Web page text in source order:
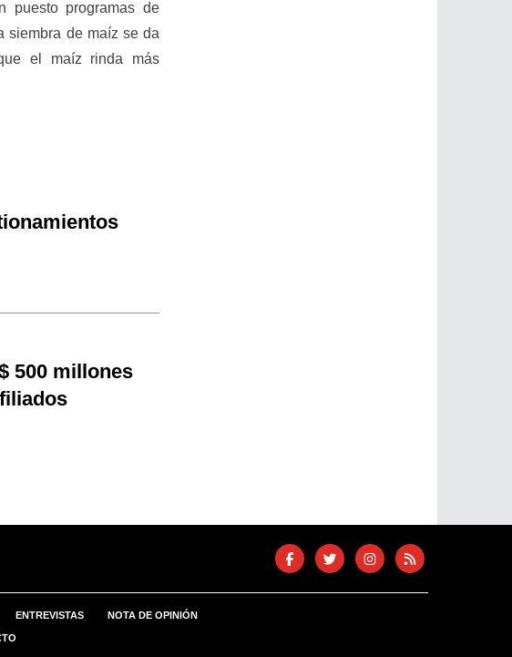
puesto programas de
siembra de maíz se da
el maíz rinda más
500 millones
ENTREVISTAS NOTA DE OPINIÓN